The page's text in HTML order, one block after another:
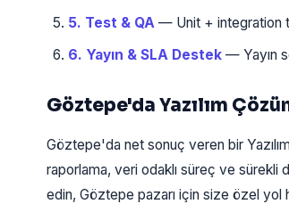
5. Test & QA — Unit + integration
6. Yayın & SLA Destek — Yayın
Göztepe'da Yazılım
Göztepe'da net sonuç veren bir
raporlama, veri odaklı süreç ve sürekli
edin, Göztepe pazarı için size özel yol